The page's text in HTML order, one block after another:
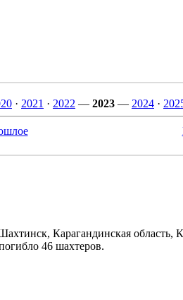
· 2021 · 2022 — 2023 — 2024 ·
Карагандинская область,
46 шахтеров.